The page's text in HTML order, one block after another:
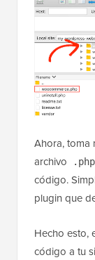
Ahora, toma
archivo
.php
código.
plugin que
Hecho esto,
código a tu